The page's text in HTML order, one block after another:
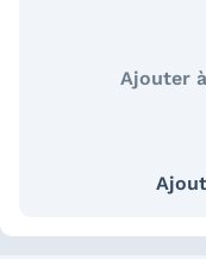
Ajouter